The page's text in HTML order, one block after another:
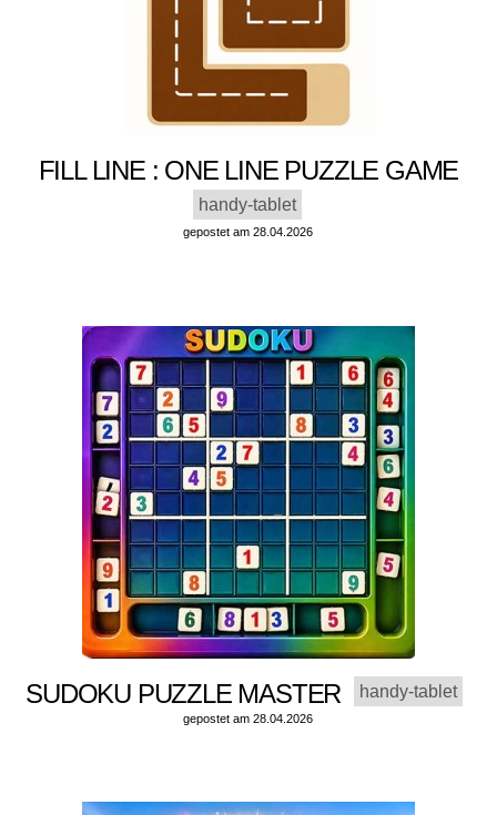
FILL LINE : ONE LINE PUZZLE GAME
handy-tablet
gepostet am 28.04.2026
SUDOKU PUZZLE MASTER handy-tablet
gepostet am 28.04.2026